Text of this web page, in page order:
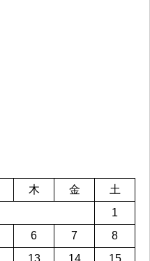
木 金
土
1
6 7
8